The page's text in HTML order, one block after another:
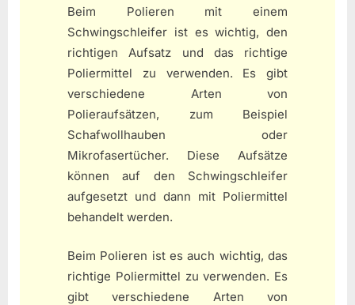
Beim Polieren mit einem
Schwingschleifer ist es wichtig, den
richtigen Aufsatz und das richtige
Poliermittel zu verwenden. Es gibt
verschiedene Arten von
Polieraufsätzen, zum Beispiel
Schafwollhauben oder
Mikrofasertücher. Diese Aufsätze
können auf den Schwingschleifer
aufgesetzt und dann mit Poliermittel
behandelt werden.
Beim Polieren ist es auch wichtig, das
richtige Poliermittel zu verwenden. Es
gibt verschiedene Arten von